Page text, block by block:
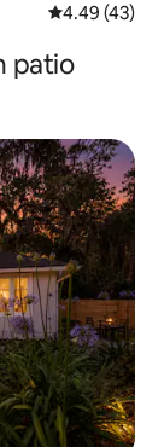
Calificación
4.49 (43)
patio